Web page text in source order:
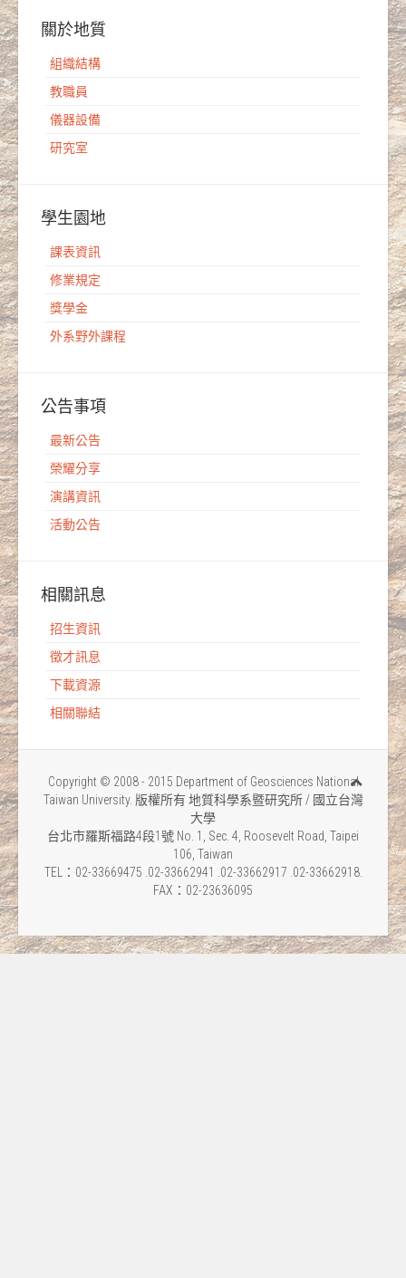
關於地質
組織結構
教職員
儀器設備
研究室
學生園地
課表資訊
修業規定
獎學金
外系野外課程
公告事項
最新公告
榮耀分享
演講資訊
活動公告
相關訊息
招生資訊
徵才訊息
下載資源
相關聯結
Copyright © 2008 - 2015 Department of Geosciences National
Taiwan University. 版權所有 地質科學系暨研究所 / 國立台灣
大學
台北市羅斯福路4段1號 No. 1, Sec. 4, Roosevelt Road, Taipei
106, Taiwan
TEL：02-33669475 .02-33662941 .02-33662917 .02-33662918.
FAX：02-23636095